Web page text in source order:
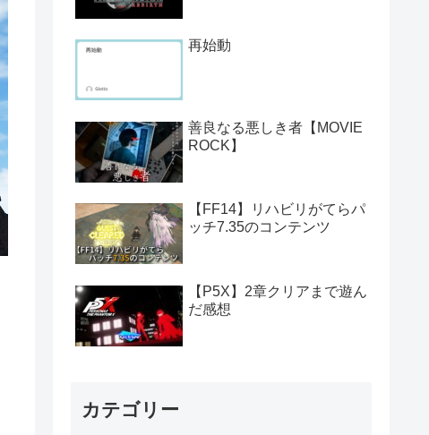
再始動
善良なる悪しき者【MOVIE
ROCK】
【FF14】リハビリがてらパ
ッチ7.35のコンテンツ
【P5X】2章クリアまで遊ん
だ感想
カテゴリー